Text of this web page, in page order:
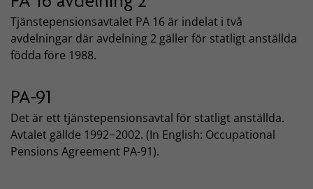
Tjänstepensionsavtalet PA 16 är indelat i två
avdelningar där avdelning 2 gäller för statligt anställda
födda före 1988.
PA-91
Det är ett tjänstepensionsavtal för statligt anställda.
Avtalet gällde 1992−2002. (In English: Occupational
Pensions Agreement PA-91).